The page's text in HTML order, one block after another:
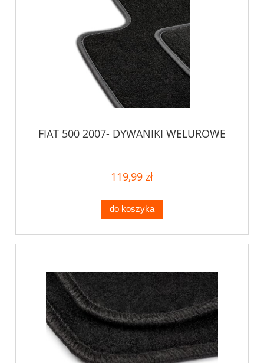
FIAT 500 2007- DYWANIKI WELUROWE
119,99 zł
do koszyka